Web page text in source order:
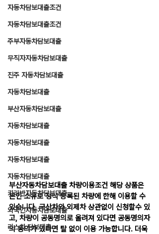
자동차담보대출조건
자동차담보대출조건
주부자동차담보대출
무직자자동차담보대출
진주 자동차담보대출
자동차담보대출
부산자동차담보대출
자동차담보대출
자동차담보대출
자동차담보대출
자동차담보대출
카라반자동차담보대출
외국인자동차담보대출
리스차 담보대출
부산자동차담보대출 차량이용조건 해당 상품은
본인 소유로 정식 등록된 차량에 한해 이용할 수
있습니다. 국산차와 외제차 상관없이 신청할수 있
고, 차량이 공동명의로 올려져 있다면 공동명의자
의 동의가 있다면 탈 없이 이용 가능합니다. 더욱